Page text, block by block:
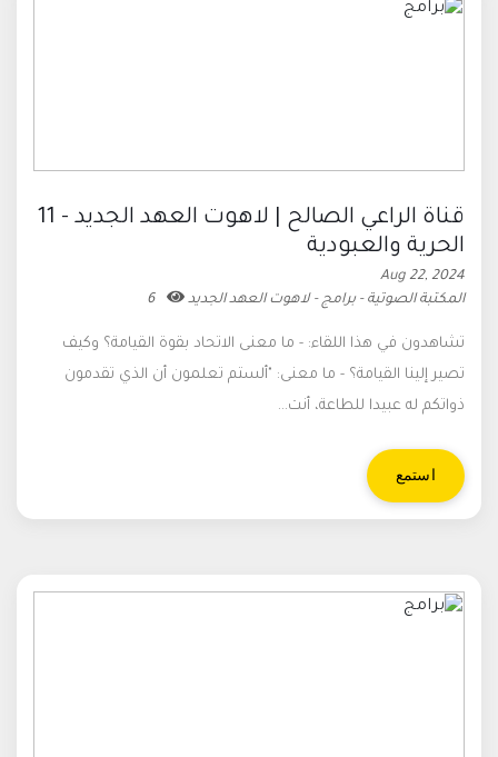
قناة الراعي الصالح | لاهوت العهد الجديد - 11
الحرية والعبودية
Aug 22, 2024
المكتبة الصوتية - برامج - لاهوت العهد الجديد
6
تشاهدون في هذا اللقاء: - ما معنى الاتحاد بقوة القيامة؟ وكيف
تصير إلينا القيامة؟ - ما معنى: "ألستم تعلمون أن الذي تقدمون
ذواتكم له عبيدا للطاعة، أنت...
استمع